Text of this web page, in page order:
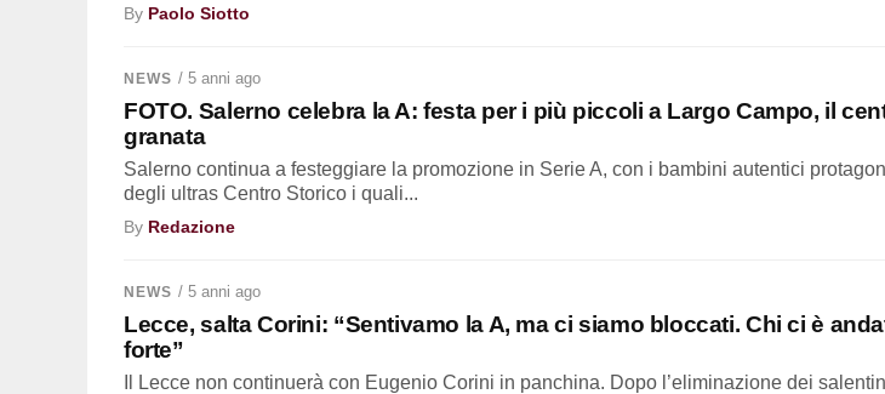
By Paolo Siotto
NEWS / 5 anni ago
FOTO. Salerno celebra la A: festa per i più piccoli a Largo Campo, il
granata
Salerno continua a festeggiare la promozione in Serie A, con i bambini autentici
degli ultras Centro Storico i quali...
By Redazione
NEWS / 5 anni ago
Lecce, salta Corini: “Sentivamo la A, ma ci siamo bloccati. Chi ci è
forte”
Il Lecce non continuerà con Eugenio Corini in panchina. Dopo l’eliminazione dei